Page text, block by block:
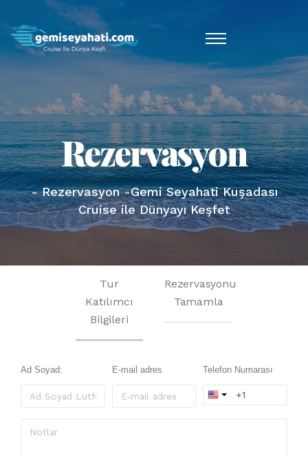
Rezervasyon
- Rezervasyon -Gemi Seyahati Kuşadası
Cruise ile Dünyayı Keşfet
Tur
Katılımcı
Bilgileri
Rezervasyonu
Tamamla
Ad Soyad: E-mail adres Telefon Numarası